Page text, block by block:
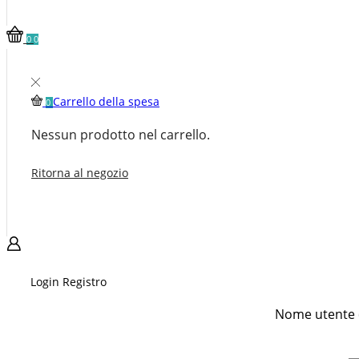
0 0
0 Carrello della spesa
Nessun prodotto nel carrello.
Ritorna al negozio
Login Registro
Nome utente